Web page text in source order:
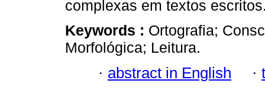
complexas em textos
Keywords : Ortografia;
Morfológica; Leitura.
· abstract in English ·